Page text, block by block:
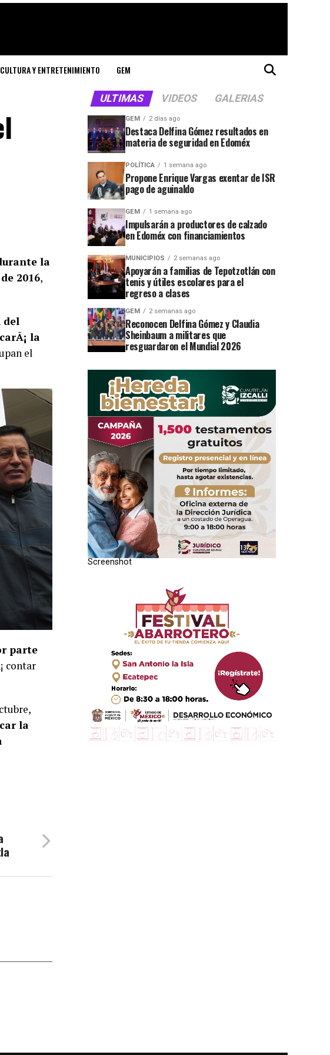
CULTURA Y ENTRETENIMIENTO GEM
la
2016,
del
la
el
parte
contar
la
ULTIMAS VIDEOS GALERIAS
GEM 2 días ago
Destaca Delfina Gómez resultados en
materia de seguridad en Edoméx
POLÍTICA 1 semana ago
Propone Enrique Vargas exentar de ISR
pago de aguinaldo
GEM 1 semana ago
Impulsarán a productores de calzado
en Edoméx con financiamientos
MUNICIPIOS 2 semanas ago
Apoyarán a familias de Tepotzotlán con
tenis y útiles escolares para el
regreso a clases
GEM 2 semanas ago
Reconocen Delfina Gómez y Claudia
Sheinbaum a militares que
resguardaron el Mundial 2026
Screenshot